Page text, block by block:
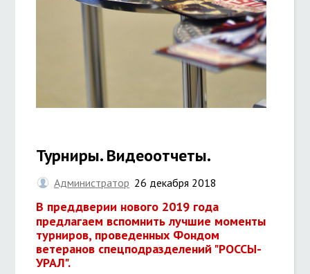
Турниры. Видеоотчеты.
Администратор 26 декабря 2018
В преддверии нового 2019 года
предлагаем вспомнить лучшие моменты
турниров, проведенных Фондом
ветеранов спецподразделений "РОССЫ-
УРАЛ".